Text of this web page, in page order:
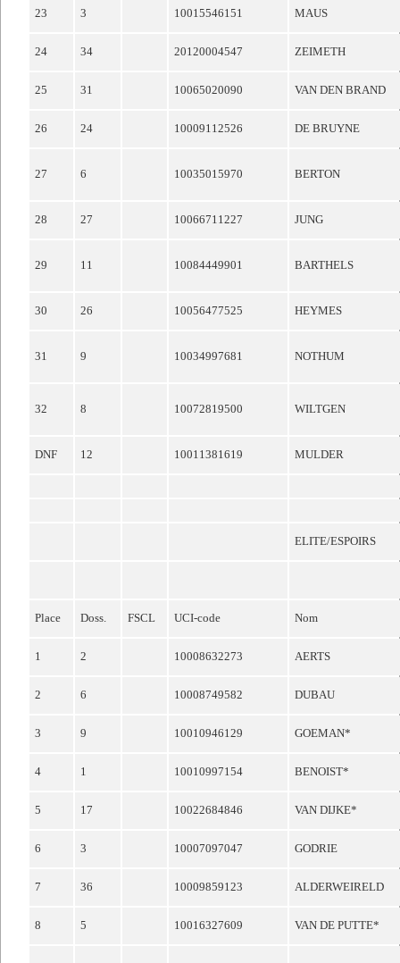
23 3 10015546151 MAUS
24 34 20120004547 ZEIMETH
25 31 10065020090 VAN DEN BRAND
26 24 10009112526 DE BRUYNE
27 6 10035015970 BERTON
28 27 10066711227 JUNG
29 11 10084449901 BARTHELS
30 26 10056477525 HEYMES
31 9 10034997681 NOTHUM
32 8 10072819500 WILTGEN
DNF 12 10011381619 MULDER
ELITE/ESPOIRS
Place Doss. FSCL UCI-code Nom
1 2 10008632273 AERTS
2 6 10008749582 DUBAU
3 9 10010946129 GOEMAN*
4 1 10010997154 BENOIST*
5 17 10022684846 VAN DIJKE*
6 3 10007097047 GODRIE
7 36 10009859123 ALDERWEIRELD
8 5 10016327609 VAN DE PUTTE*